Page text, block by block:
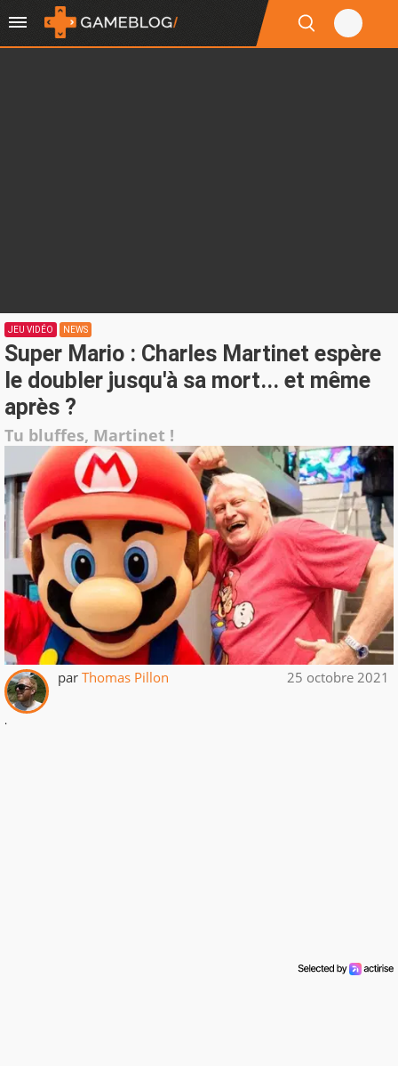
JEU VIDÉO NEWS
Super Mario : Charles Martinet espère
le doubler jusqu'à sa mort... et même
après ?
Tu bluffes, Martinet !
par Thomas Pillon 25 octobre 2021
.